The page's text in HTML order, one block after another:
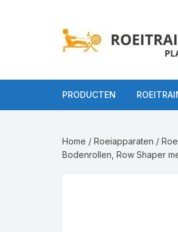
PRODUCTEN
Roeitrainers op
Home / Roeiapparaten /
Bodenrollen, Row Shaper